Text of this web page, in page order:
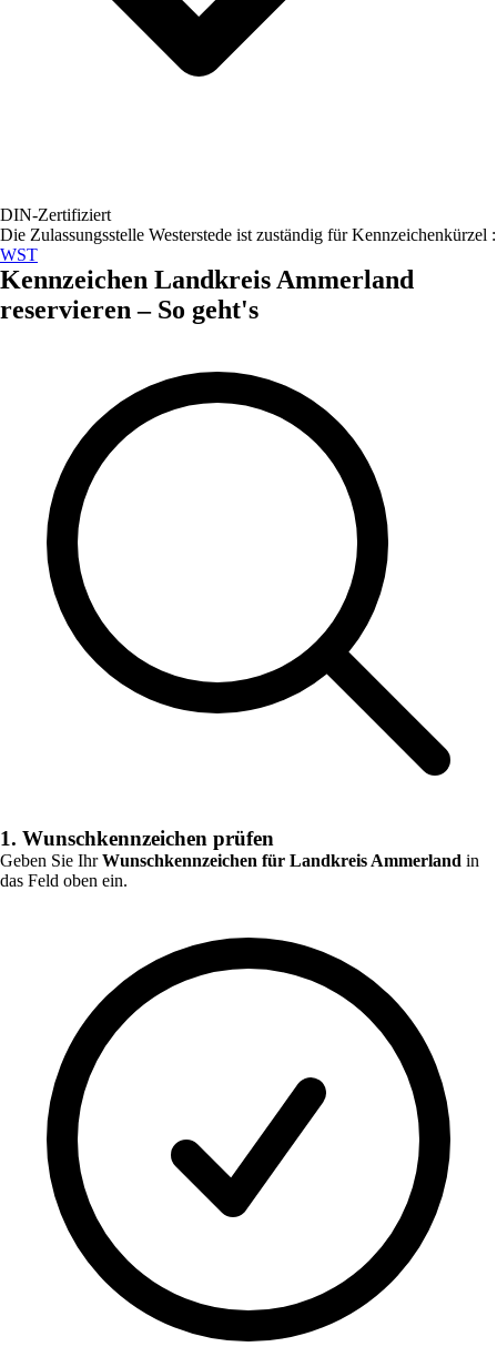
DIN-Zertifiziert
Die Zulassungsstelle Westerstede ist zuständig für Kennzeichenkürzel :
WST
Kennzeichen Landkreis Ammerland
reservieren – So geht's
1. Wunschkennzeichen prüfen
Geben Sie IhrWunschkennzeichen für Landkreis Ammerland in
das Feld oben ein.